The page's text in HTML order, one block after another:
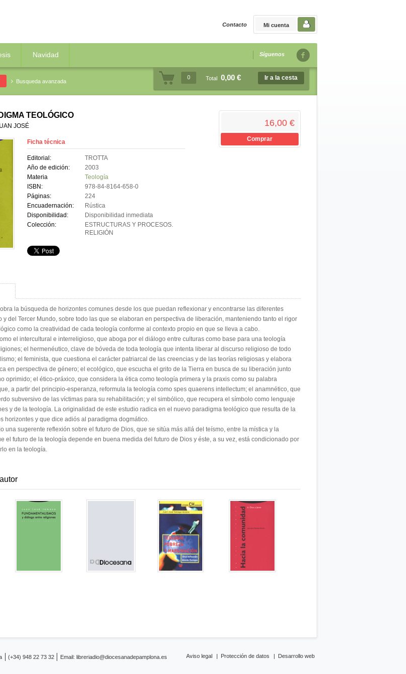
Mi cuenta
Contacto
Navidad Síguenos
Busqueda avanzada
0 Total 0,00 € Ir a la cesta
TEOLÓGICO
JOSÉ
Ficha técnica
Editorial:
TROTTA
Año de edición:
2003
Materia
Teología
ISBN:
978-84-8164-658-0
Páginas:
224
Encuadernación:
Rústica
Disponibilidad:
Disponibilidad inmediata
Colección:
ESTRUCTURAS Y PROCESOS.
RELIGIÓN
16,00 €
Comprar
la búsqueda de horizontes comunes desde los que puedan reflexionar y encontrarse las diferentes
y del Tercer Mundo, sobre todo las que se elaboran en perspectiva de liberación, manteniendo tanto el rigor
como la creatividad de cada teología conforme al contexto propio en que se lleva a cabo.
el intercultural e interreligioso, que aboga por el diálogo entre culturas como base para una teología
el hermenéutico, clave de bóveda de toda teología que intenta liberar al discurso religioso de todo
el feminista, que cuestiona el carácter patriarcal de las creencias y de las teorías religiosas y elabora
en perspectiva de género; el ecológico, que escucha el grito de la Tierra en busca de su liberación junto
oprimido; el ético-práxico, que considera la ética como teología primera y la praxis como su palabra
a partir del principio-esperanza, reformula la teología como spes quaerens intellectum; el anamnético, que
subversivo de las víctimas para su rehabilitación; y el simbólico, que recupera el símbolo como lenguaje
y de la teología. La originalidad de este estudio radica en el nuevo paradigma teológico que resulta de la
horizontes y que dice adiós al paradigma dogmático.
una sugerente reflexión sobre el futuro de Dios, que se sitúa más allá del teísmo, entre la mística y la
el futuro de la teología depende en buena medida del futuro de Dios y éste, a su vez, está condicionado por
en la teología.
Aviso legal Protección de datos Desarrollo web
(+34) 948 22 73 32 Email: libreriadio@diocesanadepamplona.es